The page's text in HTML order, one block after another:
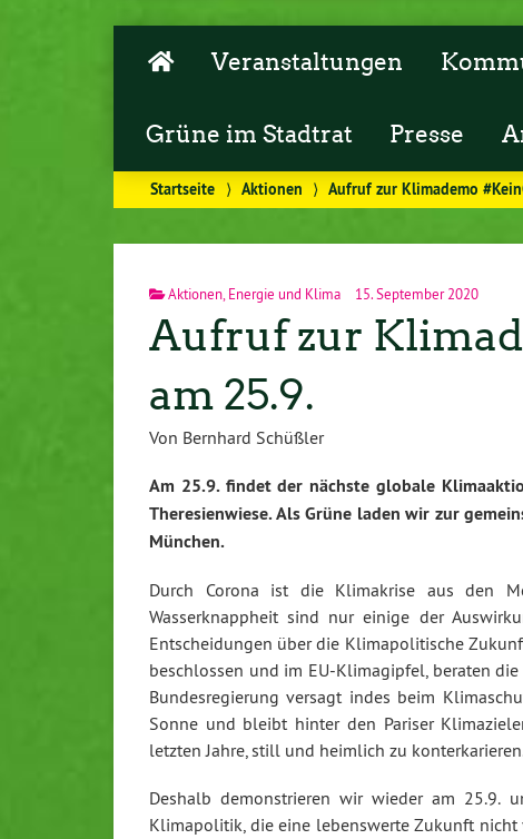
Veranstaltungen
Grüne im Stadtrat Presse
Startseite ⟩ Aktionen ⟩ Aufruf zur Klimademo
Aktionen Energie und Klima 15. September 2020
Aufruf zur
am 25.9.
Von Bernhard Schüßler
Am 25.9. findet der nächste globale
Theresienwiese. Als Grüne laden wir zur
München.
Durch Corona ist die Klimakrise aus den
Wasserknappheit sind nur einige der
Entscheidungen über die Klimapolitische
beschlossen und im EU-Klimagipfel, beraten
Bundesregierung versagt indes beim
Sonne und bleibt hinter den Pariser
letzten Jahre, still und heimlich zu
Deshalb demonstrieren wir wieder am 25.9.
Klimapolitik, die eine lebenswerte Zukunft nicht